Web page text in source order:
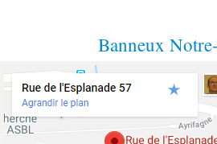
Banneux